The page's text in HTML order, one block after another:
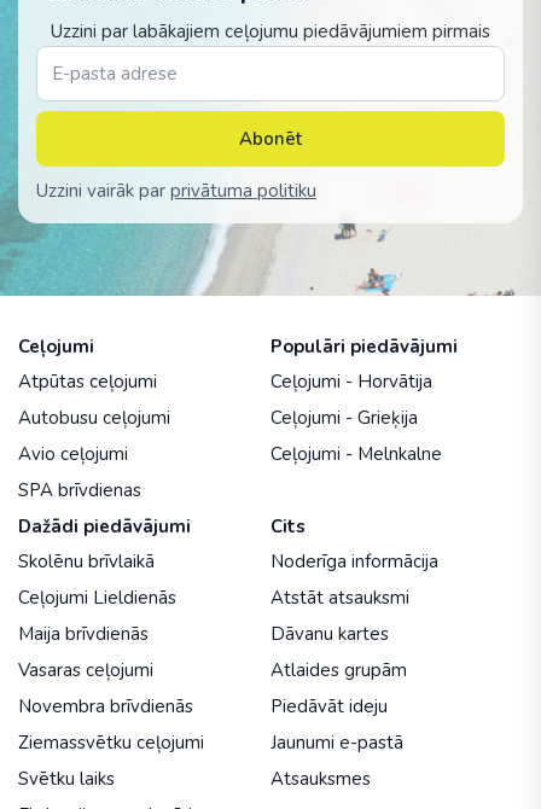
Uzzini par labākajiem ceļojumu piedāvājumiem pirmais
Abonēt
Uzzini vairāk par privātuma politiku
Ceļojumi
Atpūtas ceļojumi
Autobusu ceļojumi
Avio ceļojumi
SPA brīvdienas
Populāri piedāvājumi
Ceļojumi - Horvātija
Ceļojumi - Grieķija
Ceļojumi - Melnkalne
Dažādi piedāvājumi
Skolēnu brīvlaikā
Ceļojumi Lieldienās
Maija brīvdienās
Vasaras ceļojumi
Novembra brīvdienās
Ziemassvētku ceļojumi
Svētku laiks
Cits
Noderīga informācija
Atstāt atsauksmi
Dāvanu kartes
Atlaides grupām
Piedāvāt ideju
Jaunumi e-pastā
Atsauksmes